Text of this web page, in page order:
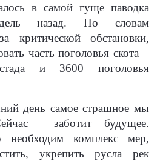
в самой гуще паводка
назад. По словам
критической обстановки,
часть поголовья скота –
и 3600 поголовья
день самое страшное мы
заботит будущее.
необходим комплекс мер,
укрепить русла рек